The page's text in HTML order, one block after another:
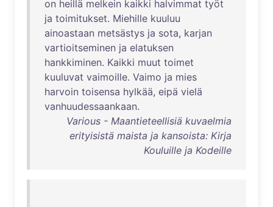
on heillä melkein kaikki halvimmat työt
ja toimitukset. Miehille kuuluu
ainoastaan metsästys ja sota, karjan
vartioitseminen ja elatuksen
hankkiminen. Kaikki muut toimet
kuuluvat vaimoille. Vaimo ja mies
harvoin toisensa hylkää, eipä vielä
vanhuudessaankaan.
Various - Maantieteellisiä kuvaelmia
erityisistä maista ja kansoista: Kirja
Kouluille ja Kodeille